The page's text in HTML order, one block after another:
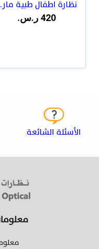
نظارة اطفال طبية
420 ر.س.
الأسئلة الشائعة